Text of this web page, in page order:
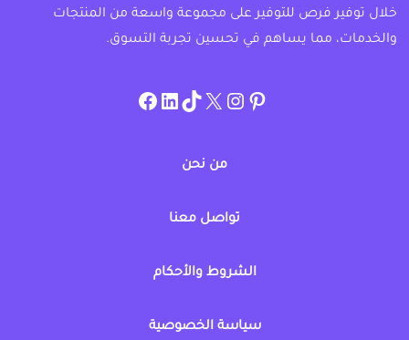
خلال توفير فرص للتوفير على مجموعة واسعة من المنتجات
والخدمات، مما يساهم في تحسين تجربة التسوق.
pinterest
allcouponat
twitter
TikTok
linkedin
facebook
من نحن
تواصل معنا
الشروط والأحكام
سياسة الخصوصية